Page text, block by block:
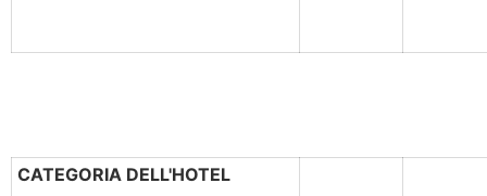
CATEGORIA DELL'HOTEL